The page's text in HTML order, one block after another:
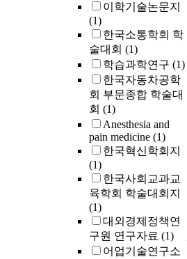
이학기술논문지
(1)
한국소통학회 학
술대회 (1)
학습과학연구 (1)
한국자동차공학
회 부문종합 학술대
회 (1)
Anesthesia and
pain medicine (1)
한국혁신학회지
(1)
한국사회교과교
육학회 학술대회지
(1)
대외경제정책연
구원 연구자료 (1)
어업기술연구소